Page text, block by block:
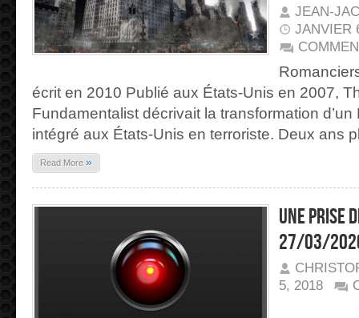
JEAN-
JANVIER
écrit en 2010 Publié aux États-Unis en 2007,
Fundamentalist décrivait la transformation
intégré aux États-Unis en terroriste. Deux ans
Read More »
Une prise
27/03/
5, 2018